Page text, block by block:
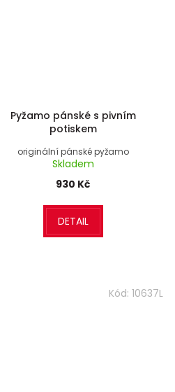
Pyžamo pánské s pivním
potiskem
originální pánské pyžamo
Skladem
930 Kč
DETAIL
Kód:10637L